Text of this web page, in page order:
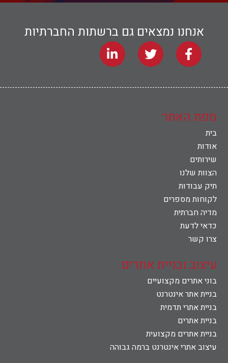
אנחנו נמצאים גם ברשתות החברתיות
מפת האתר
בית
אודות
שירותים
הצוות שלנו
תיק עבודות
לקוחות מספרים
מדיה חברתית
כדאי לדעת
צרו קשר
עיצוב ובניית אתרים
בוני אתרים מקצועיים
בניית אתר אינטרנט
בניית אתרי תדמית
בניית אתרים
בניית אתרים מקצועית
עיצוב אתרי אינטרנט ברמה גבוהה